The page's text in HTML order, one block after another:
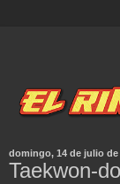
domingo, 14 de julio de
Taekwon-